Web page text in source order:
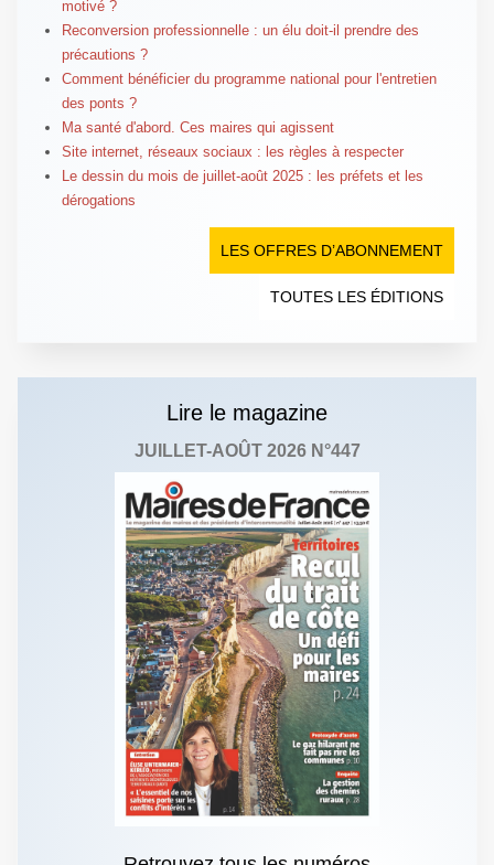
motivé ?
Reconversion professionnelle : un élu doit-il prendre des
précautions ?
Comment bénéficier du programme national pour l'entretien
des ponts ?
Ma santé d'abord. Ces maires qui agissent
Site internet, réseaux sociaux : les règles à respecter
Le dessin du mois de juillet-août 2025 : les préfets et les
dérogations
LES OFFRES D’ABONNEMENT
TOUTES LES ÉDITIONS
Lire le magazine
JUILLET-AOÛT 2026 N°447